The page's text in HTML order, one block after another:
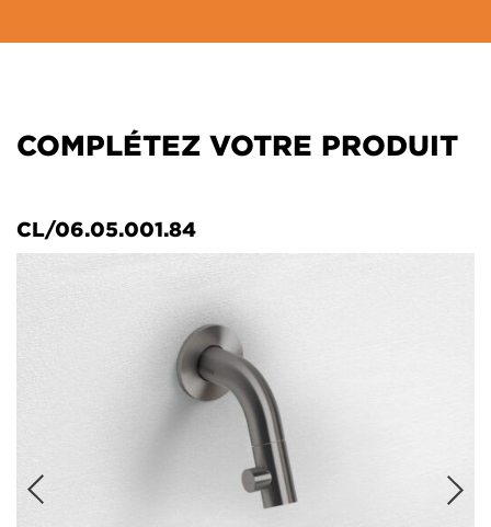
COMPLÉTEZ VOTRE PRODUIT
CL/06.05.001.84